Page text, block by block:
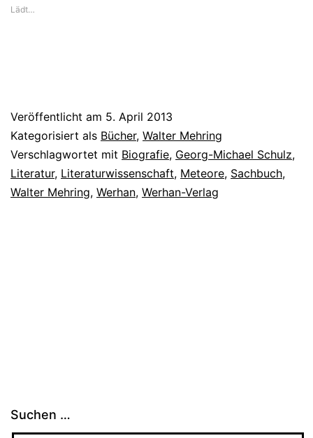
Lädt…
Veröffentlicht am 5. April 2013
Kategorisiert als Bücher, Walter Mehring
Verschlagwortet mit Biografie, Georg-Michael Schulz,
Literatur, Literaturwissenschaft, Meteore, Sachbuch,
Walter Mehring, Werhan, Werhan-Verlag
Suchen …